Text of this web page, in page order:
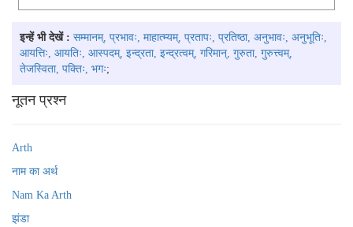
इन्हें भी देखें : सम्मानम्, प्रभावः, माहात्म्यम्, प्रतापः, प्रतिष्ठा, अनुभावः, अनुभूतिः,
आयत्तिः, आयतिः, आस्पदम्, इन्द्रता, इन्द्रत्वम्, गरिमान्, गुरुता, गुरुत्त्वम्,
तेजस्विता, पक्तिः, भगः;
नूतन प्रश्न
Arth
नाम का अर्थ
Nam Ka Arth
झंडा